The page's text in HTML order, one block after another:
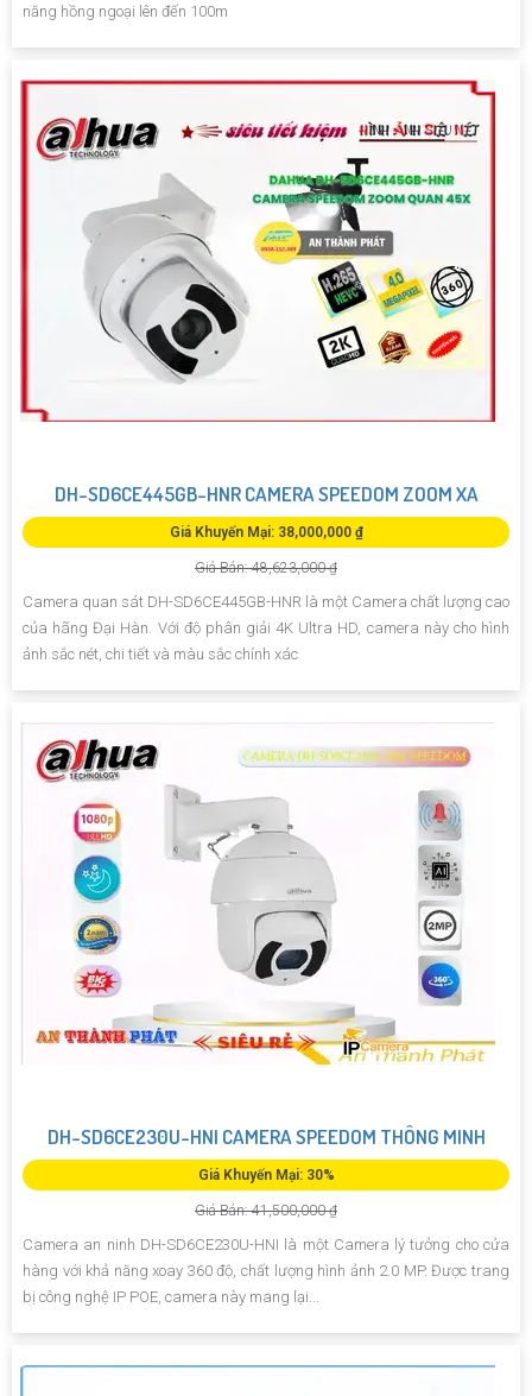
năng hồng ngoại lên đến 100m
DH-SD6CE445GB-HNR CAMERA SPEEDOM ZOOM XA
Giá Khuyến Mại: 38,000,000 ₫
Giá Bán: 48,623,000 ₫
Camera quan sát DH-SD6CE445GB-HNR là một Camera chất lượng cao
của hãng Đại Hàn. Với độ phân giải 4K Ultra HD, camera này cho hình
ảnh sắc nét, chi tiết và màu sắc chính xác
DH-SD6CE230U-HNI CAMERA SPEEDOM THÔNG MINH
Giá Khuyến Mại: 30%
Giá Bán: 41,500,000 ₫
Camera an ninh DH-SD6CE230U-HNI là một Camera lý tưởng cho cửa
hàng với khả năng xoay 360 độ, chất lượng hình ảnh 2.0 MP. Được trang
bị công nghệ IP POE, camera này mang lại...